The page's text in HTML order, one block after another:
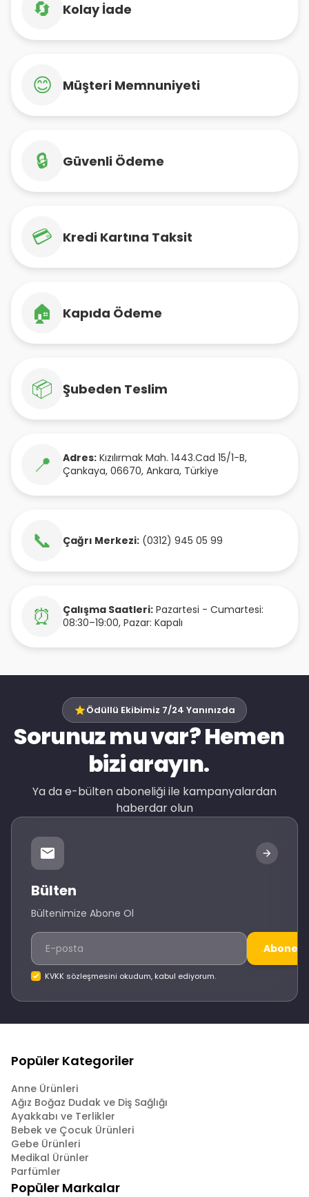
🔄 Kolay İade
😊 Müşteri Memnuniyeti
🔒 Güvenli Ödeme
💳 Kredi Kartına Taksit
🏠 Kapıda Ödeme
📦 Şubeden Teslim
📍 Adres: Kızılırmak Mah. 1443.Cad 15/1-B,
Çankaya, 06670, Ankara, Türkiye
📞 Çağrı Merkezi: (0312) 945 05 99
⏰ Çalışma Saatleri: Pazartesi - Cumartesi:
08:30–19:00, Pazar: Kapalı
Ödüllü Ekibimiz 7/24 Yanınızda
Sorunuz mu var? Hemen
bizi arayın.
Ya da e-bülten aboneliği ile kampanyalardan
haberdar olun
Bülten
Bültenimize Abone Ol
Abone
KVKK sözleşmesini okudum, kabul ediyorum.
Popüler Kategoriler
Anne Ürünleri
Ağız Boğaz Dudak ve Diş Sağlığı
Ayakkabı ve Terlikler
Bebek ve Çocuk Ürünleri
Gebe Ürünleri
Medikal Ürünler
Parfümler
Popüler Markalar